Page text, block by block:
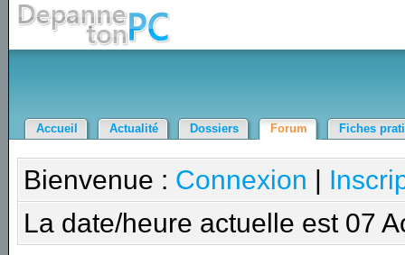
Accueil Actualité Dossiers Forum Fiches
Bienvenue : Connexion |
La date/heure actuelle est 07